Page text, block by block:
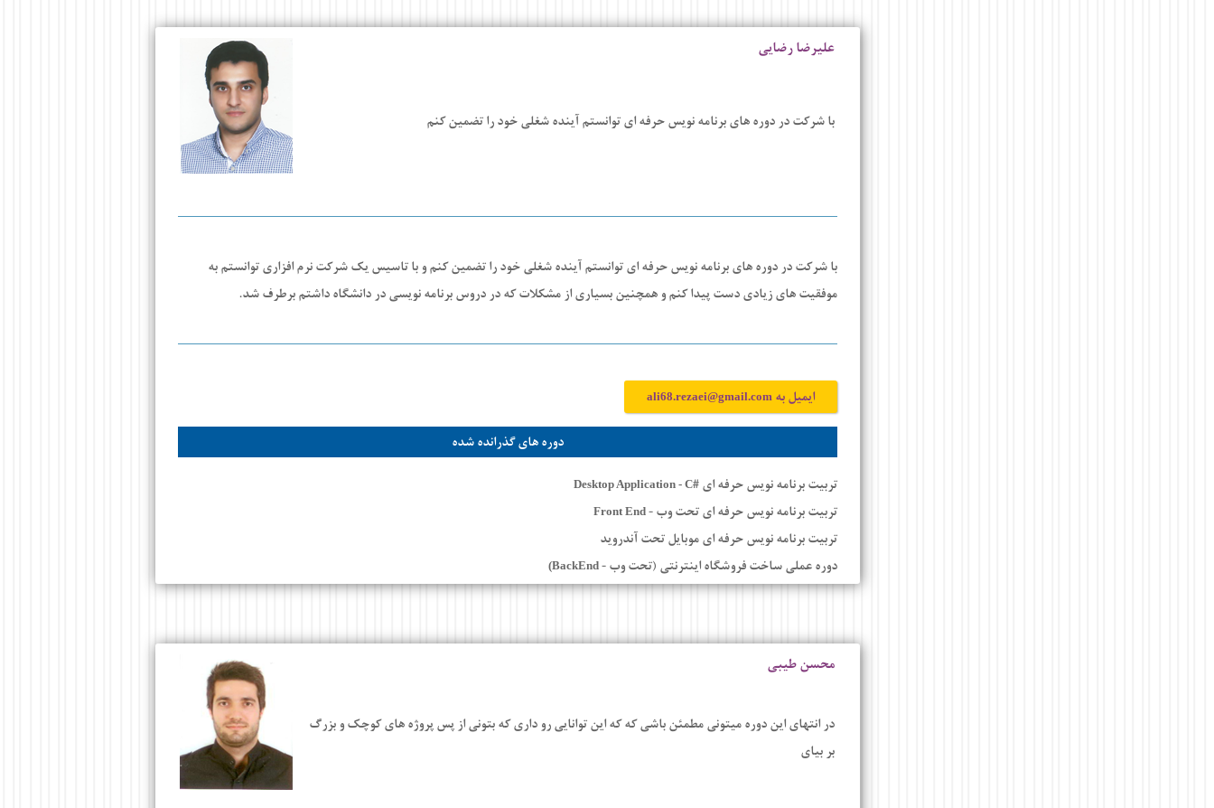
علیرضا رضایی
با شرکت در دوره های برنامه نویس حرفه ای توانستم آینده شغلی خود را تضمین کنم
با شرکت در دوره های برنامه نویس حرفه ای توانستم آینده شغلی خود را تضمین کنم و با تاسیس یک شرکت نرم افزاری توانستم به
موفقیت های زیادی دست پیدا کنم و همچنین بسیاری از مشکلات که در دروس برنامه نویسی در دانشگاه داشتم برطرف شد.
ایمیل به ali68.rezaei@gmail.com
دوره های گذرانده شده
تربیت برنامه نویس حرفه ای #Desktop Application - C
تربیت برنامه نویس حرفه ای تحت وب - Front End
تربیت برنامه نویس حرفه ای موبایل تحت آندروید
دوره عملی ساخت فروشگاه اینترنتی (تحت وب - BackEnd)
محسن طیبی
در انتهای این دوره میتونی مطمئن باشی که که این توانایی رو داری که بتونی از پس پروژه های کوچک و بزرگ
بر بیای